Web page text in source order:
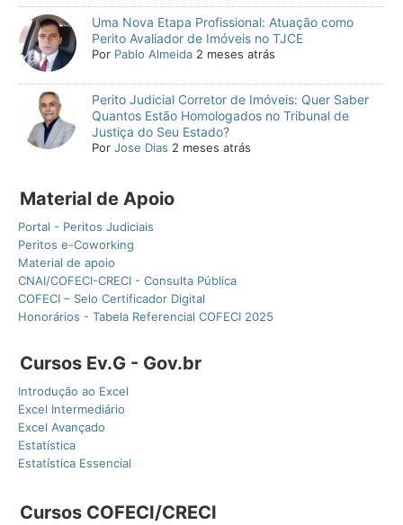
Uma Nova Etapa Profissional: Atuação como
Perito Avaliador de Imóveis no TJCE
Por Pablo Almeida 2 meses atrás
Perito Judicial Corretor de Imóveis: Quer Saber
Quantos Estão Homologados no Tribunal de
Justiça do Seu Estado?
PorJose Dias 2 meses atrás
Material de Apoio
Portal - Peritos Judiciais
Peritos e-Coworking
Material de apoio
CNAI/COFECI-CRECI - Consulta Pública
COFECI – Selo Certificador Digital
Honorários - Tabela Referencial COFECI 2025
Cursos Ev.G - Gov.br
Introdução ao Excel
Excel Intermediário
Excel Avançado
Estatística
Estatística Essencial
Cursos COFECI/CRECI